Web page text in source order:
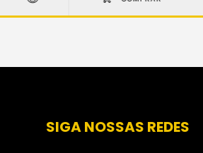
SIGA NOSSAS REDES